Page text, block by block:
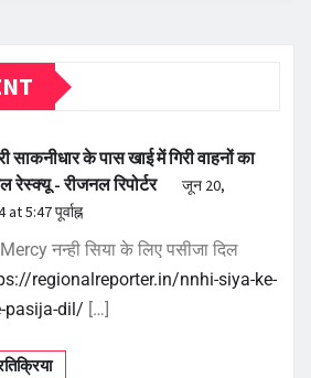
साकनीधार के पास खाई में गिरी वाहनों का
रेस्क्यू - रीजनल रिपोर्टर
जून 20,
at 5:47 पूर्वाह्न
नन्ही सिया के लिए पसीजा दिल
regionalreporter.in/nnhi-siya-ke-
pasija-dil/ […]